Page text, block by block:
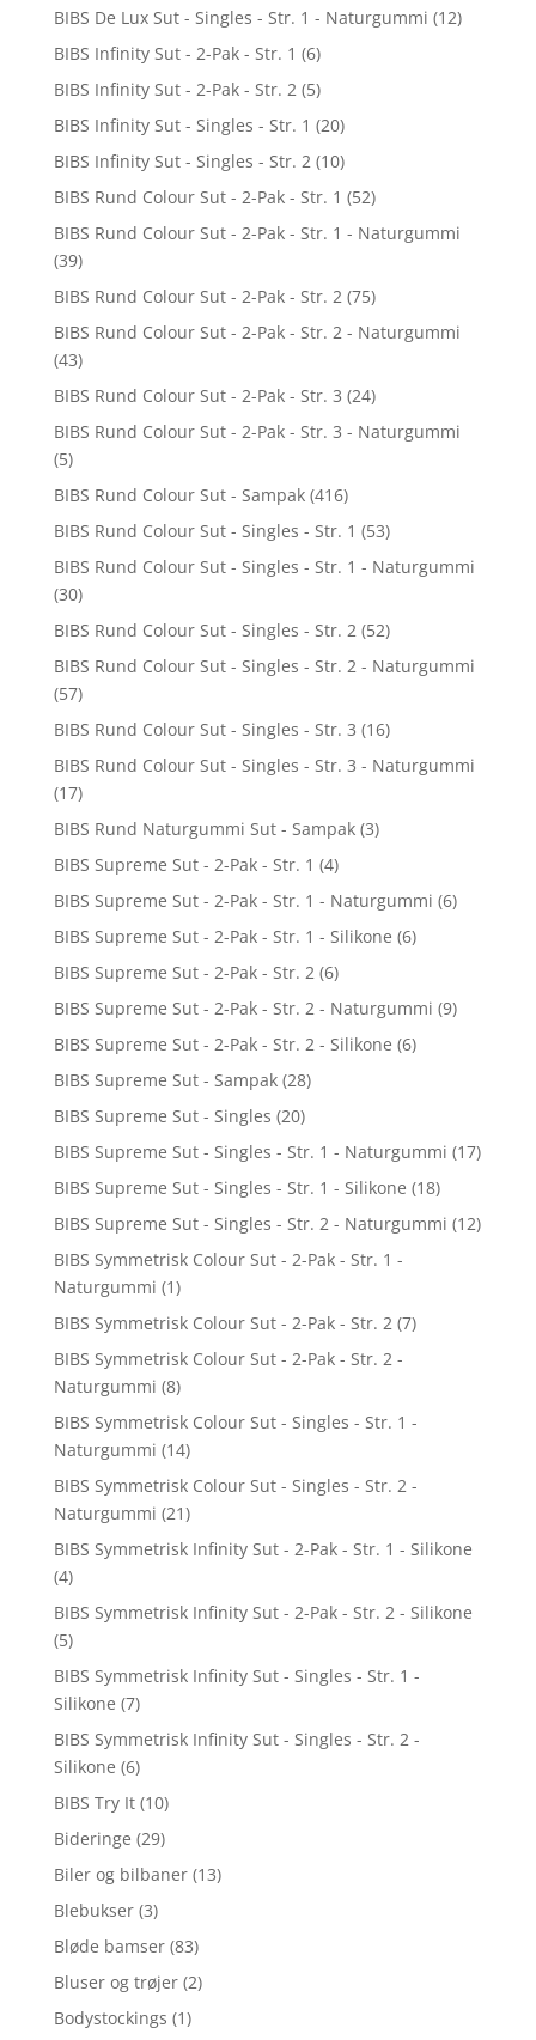
BIBS De Lux Sut - Singles - Str. 1 - Naturgummi (12)
BIBS Infinity Sut - 2-Pak - Str. 1 (6)
BIBS Infinity Sut - 2-Pak - Str. 2 (5)
BIBS Infinity Sut - Singles - Str. 1 (20)
BIBS Infinity Sut - Singles - Str. 2 (10)
BIBS Rund Colour Sut - 2-Pak - Str. 1 (52)
BIBS Rund Colour Sut - 2-Pak - Str. 1 - Naturgummi
(39)
BIBS Rund Colour Sut - 2-Pak - Str. 2 (75)
BIBS Rund Colour Sut - 2-Pak - Str. 2 - Naturgummi
(43)
BIBS Rund Colour Sut - 2-Pak - Str. 3 (24)
BIBS Rund Colour Sut - 2-Pak - Str. 3 - Naturgummi
(5)
BIBS Rund Colour Sut - Sampak (416)
BIBS Rund Colour Sut - Singles - Str. 1 (53)
BIBS Rund Colour Sut - Singles - Str. 1 - Naturgummi
(30)
BIBS Rund Colour Sut - Singles - Str. 2 (52)
BIBS Rund Colour Sut - Singles - Str. 2 - Naturgummi
(57)
BIBS Rund Colour Sut - Singles - Str. 3 (16)
BIBS Rund Colour Sut - Singles - Str. 3 - Naturgummi
(17)
BIBS Rund Naturgummi Sut - Sampak (3)
BIBS Supreme Sut - 2-Pak - Str. 1 (4)
BIBS Supreme Sut - 2-Pak - Str. 1 - Naturgummi (6)
BIBS Supreme Sut - 2-Pak - Str. 1 - Silikone (6)
BIBS Supreme Sut - 2-Pak - Str. 2 (6)
BIBS Supreme Sut - 2-Pak - Str. 2 - Naturgummi (9)
BIBS Supreme Sut - 2-Pak - Str. 2 - Silikone (6)
BIBS Supreme Sut - Sampak (28)
BIBS Supreme Sut - Singles (20)
BIBS Supreme Sut - Singles - Str. 1 - Naturgummi (17)
BIBS Supreme Sut - Singles - Str. 1 - Silikone (18)
BIBS Supreme Sut - Singles - Str. 2 - Naturgummi (12)
BIBS Symmetrisk Colour Sut - 2-Pak - Str. 1 -
Naturgummi (1)
BIBS Symmetrisk Colour Sut - 2-Pak - Str. 2 (7)
BIBS Symmetrisk Colour Sut - 2-Pak - Str. 2 -
Naturgummi (8)
BIBS Symmetrisk Colour Sut - Singles - Str. 1 -
Naturgummi (14)
BIBS Symmetrisk Colour Sut - Singles - Str. 2 -
Naturgummi (21)
BIBS Symmetrisk Infinity Sut - 2-Pak - Str. 1 - Silikone
(4)
BIBS Symmetrisk Infinity Sut - 2-Pak - Str. 2 - Silikone
(5)
BIBS Symmetrisk Infinity Sut - Singles - Str. 1 -
Silikone (7)
BIBS Symmetrisk Infinity Sut - Singles - Str. 2 -
Silikone (6)
BIBS Try It (10)
Bideringe (29)
Biler og bilbaner (13)
Blebukser (3)
Bløde bamser (83)
Bluser og trøjer (2)
Bodystockings (1)